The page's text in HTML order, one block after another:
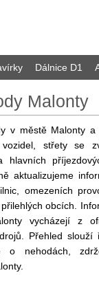
Dálnice D1
Malonty
v městě Malonty
střety se
hlavních
aktualizujeme
omezeních
obcích.
vycházejí z
Přehled slouží
o nehodách,